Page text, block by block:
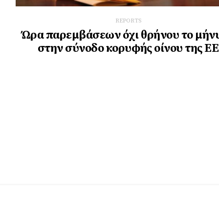
REPORTS
Ώρα παρεμβάσεων όχι θρήνου το
στην σύνοδο κορυφής οίνου της ΕΕ